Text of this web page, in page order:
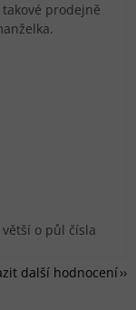
prodejně
o půl čísla
další hodnocení